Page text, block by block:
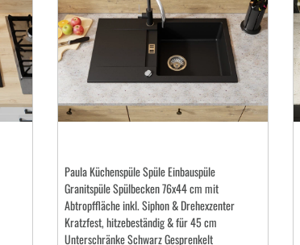
Paula Küchenspüle Spüle Einbauspüle
Granitspüle Spülbecken 76x44 cm mit
Abtropffläche inkl. Siphon & Drehexzenter
Kratzfest, hitzebeständig & für 45 cm
Unterschränke Schwarz Gesprenkelt